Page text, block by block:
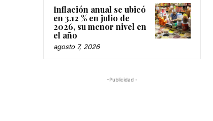
Inflación anual se ubicó
en 3.12 % en julio de
2026, su menor nivel en
el año
agosto 7, 2026
-Publicidad -